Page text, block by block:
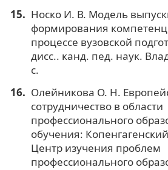
Носко И. В. Модель
формирования
процессе вузовской
дисс.. канд. пед. наук.
с.
Олейникова О. Н.
сотрудничество в области
профессионального
обучения:
Центр изучения проблем
профессионального